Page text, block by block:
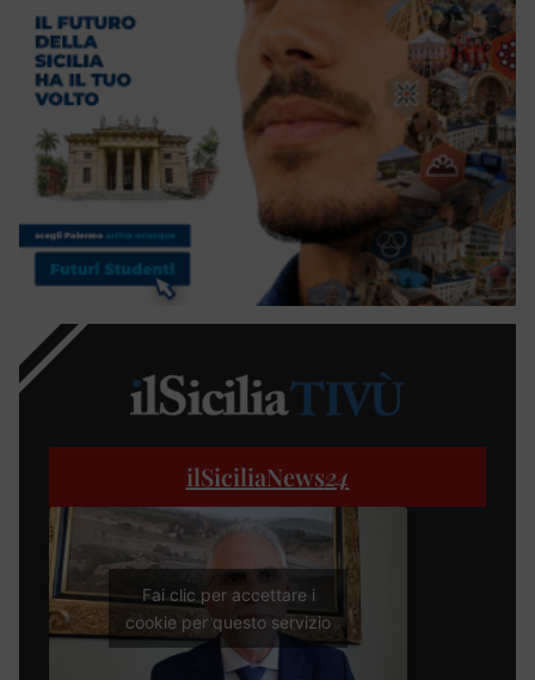
ilSiciliaNews24
Fai clic per accettare i
cookie per questo servizio